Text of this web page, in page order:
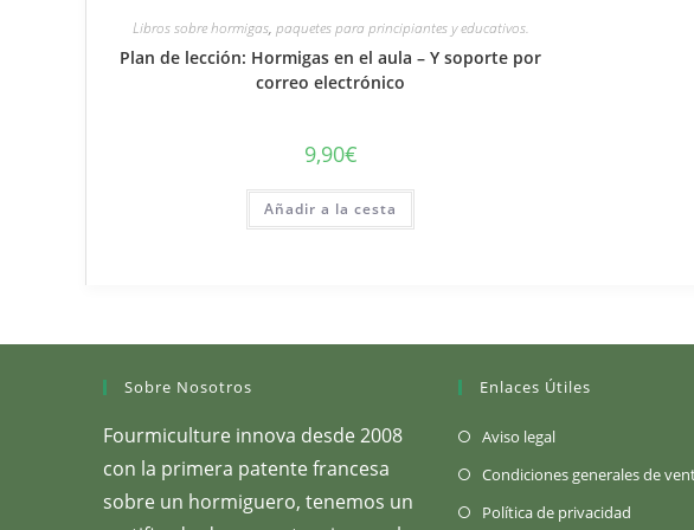
Libros sobre hormigas, paquetes para principiantes y educativos.
Plan de lección: Hormigas en el aula – Y soporte por
correo electrónico
9,90€
Añadir a la cesta
Sobre Nosotros
Fourmiculture innova desde 2008
con la primera patente francesa
sobre un hormiguero, tenemos un
Enlaces Útiles
Aviso legal(Se
en
una
Condiciones generales de
Política de privacidad